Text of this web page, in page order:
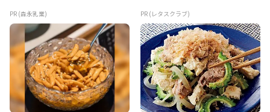
PR (森永乳業) PR (レタスクラブ)